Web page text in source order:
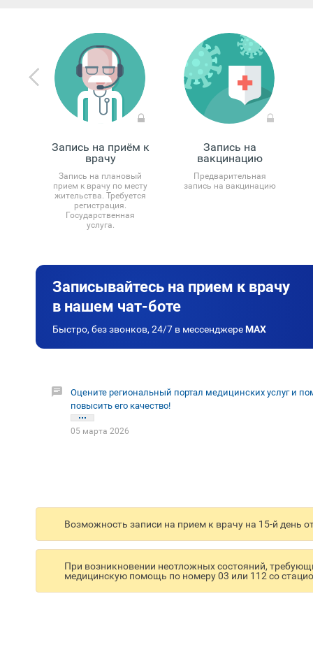
Запись на приём к
врачу
Запись на плановый
прием к врачу по месту
жительства. Требуется
регистрация.
Государственная
услуга.
Запись на
вакцинацию
Предварительная
запись на вакцинацию
Записывайтесь на прием к врачу
в нашем чат-боте
Быстро, без звонков, 24/7 в мессенджереMAX
Оцените региональный портал медицинских услуг и
повысить его качество!
05 марта 2026
Возможность записи на прием к врачу на 15-й день
При возникновении неотложных состояний,
медицинскую помощь по номеру 03 или 112 со